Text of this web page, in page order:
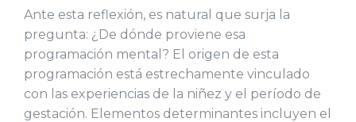
Ante esta reflexión, es natural que surja la
pregunta: ¿De dónde proviene esa
programación mental? El origen de esta
programación está estrechamente vinculado
con las experiencias de la niñez y el período de
gestación. Elementos determinantes incluyen el